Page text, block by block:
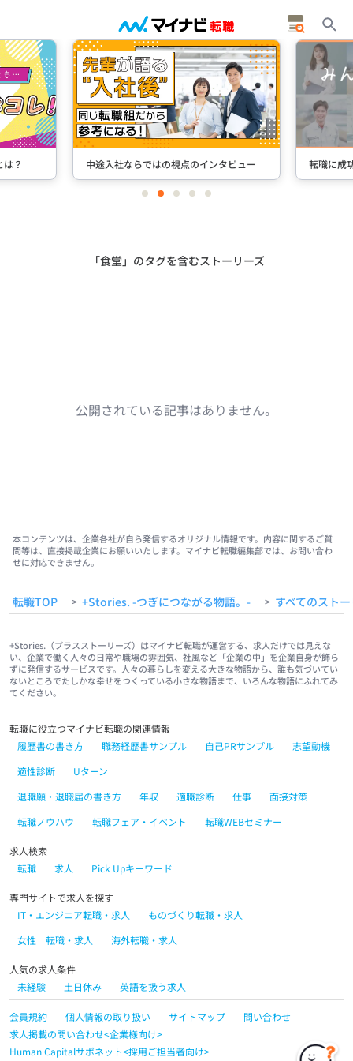
？ 中途入社ならではの視点のインタビュー 転職に成
itemitemitemitemitem
「食堂」のタグを含むストーリーズ
公開されている記事はありません。
本コンテンツは、企業各社が自ら発信するオリジナル情報です。内容に関するご質
問等は、直接掲載企業にお願いいたします。マイナビ転職編集部では、お問い合わ
せに対応できません。
転職TOP > +Stories. -つぎにつながる物語。- > すべてのスト
+Stories.（プラスストーリーズ）はマイナビ転職が運営する、求人だけでは見えな
い、企業で働く人々の日常や職場の雰囲気、社風など「企業の中」を企業自身が飾ら
ずに発信するサービスです。人々の暮らしを変える大きな物語から、誰も気づいてい
ないところでたしかな幸せをつくっている小さな物語まで、いろんな物語にふれてみ
てください。
転職に役立つマイナビ転職の関連情報
履歴書の書き方
職務経歴書サンプル 自己PRサンプル
志望動機
適性診断
Uターン
退職願・退職届の書き方
年収 適職診断 仕事
面接対策
転職ノウハウ
転職フェア・イベント 転職WEBセミナー
求人検索
転職
求人 Pick Upキーワード
専門サイトで求人を探す
IT・エンジニア転職・求人
ものづくり転職・求人
女性 転職・求人
海外転職・求人
人気の求人条件
未経験
土日休み 英語を扱う求人
会員規約 個人情報の取り扱い サイトマップ
問い合わせ
求人掲載の問い合わせ<企業様向け>
Human Capitalサポネット<採用ご担当者向け>